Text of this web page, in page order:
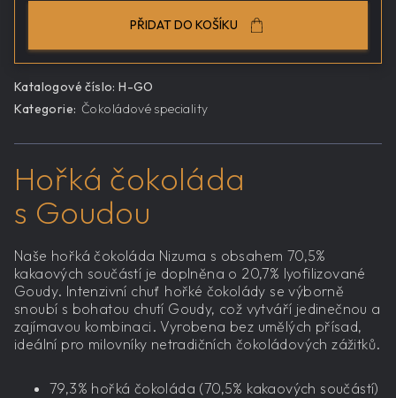
PŘIDAT DO KOŠÍKU
Katalogové číslo: H-GO
Kategorie: Čokoládové speciality
Hořká čokoláda
s Goudou
Naše hořká čokoláda Nizuma s obsahem 70,5%
kakaových součástí je doplněna o 20,7% lyofilizované
Goudy. Intenzivní chuť hořké čokolády se výborně
snoubí s bohatou chutí Goudy, což vytváří jedinečnou a
zajímavou kombinaci. Vyrobena bez umělých přísad,
ideální pro milovníky netradičních čokoládových zážitků.
79,3% hořká čokoláda (70,5% kakaových součástí)